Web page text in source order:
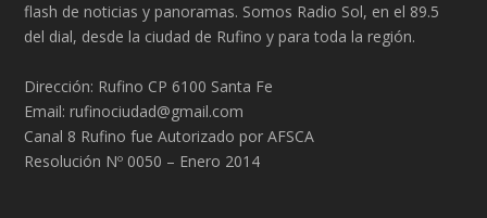
flash de noticias y panoramas. Somos Radio Sol, en el 89.5
del dial, desde la ciudad de Rufino y para toda la región.
Dirección: Rufino CP 6100 Santa Fe
Email: rufinociudad@gmail.com
Canal 8 Rufino fue Autorizado por AFSCA
Resolución Nº 0050 – Enero 2014